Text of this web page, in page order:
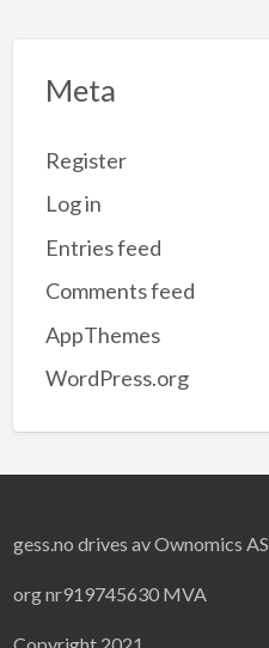
Meta
Register
Log in
Entries feed
Comments feed
AppThemes
WordPress.org
gess.no drives av Ownomics AS
org nr919745630 MVA